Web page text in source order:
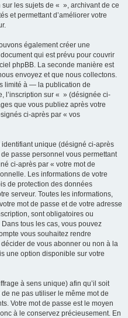
les sujets de « », archivant de ce
et permettant d’améliorer votre
également créer une
qui est prévu pour couvrir
phpBB. La seconde manière est
envoyez et que nous collectons.
limité à — la publication de
l’inscription sur « » (désignée ci-
que vous publiez après votre
ci-après par « vos
unique (désigné ci-après
passe personnel vous permettant
ci-après par « votre mot de
Les informations de votre
de protection des données
serveur. Toutes les informations,
mot de passe et de votre adresse
sont obligatoires ou
tous les cas, vous pouvez
vous souhaitez rendre
de vous abonner ou non à la
une option disponible sur votre
à sens unique) afin qu’il soit
ne pas utiliser le même mot de
Votre mot de passe est le moyen
à le conservez précieusement. En